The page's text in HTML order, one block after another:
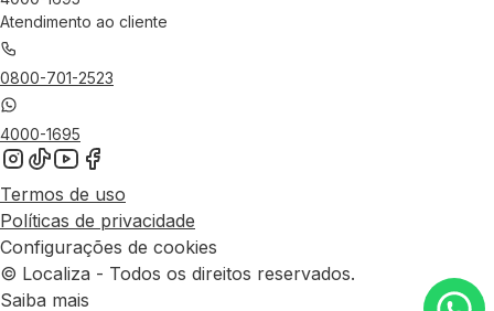
Atendimento ao cliente
0800-701-2523
4000-1695
Termos de uso
Políticas de privacidade
Configurações de cookies
© Localiza - Todos os direitos reservados.
Saiba mais